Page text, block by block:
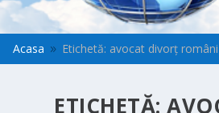
Acasa 9 Etichetă: avocat divorț români
ETICHETĂ: